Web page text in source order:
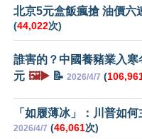
北京5元盒飯瘋搶 油價六
(44,022次)
誰害的？中國養豬業入
元 🖼️▶️ 📝 2026/4/7 (
「如履薄冰」：川普如
2026/4/7 (46,061次)